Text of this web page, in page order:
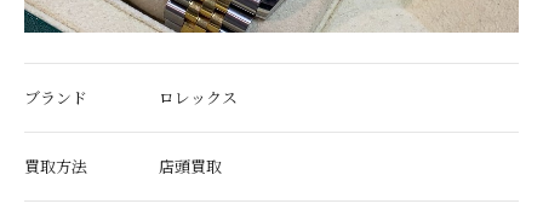
ブランド ロレックス
買取方法 店頭買取